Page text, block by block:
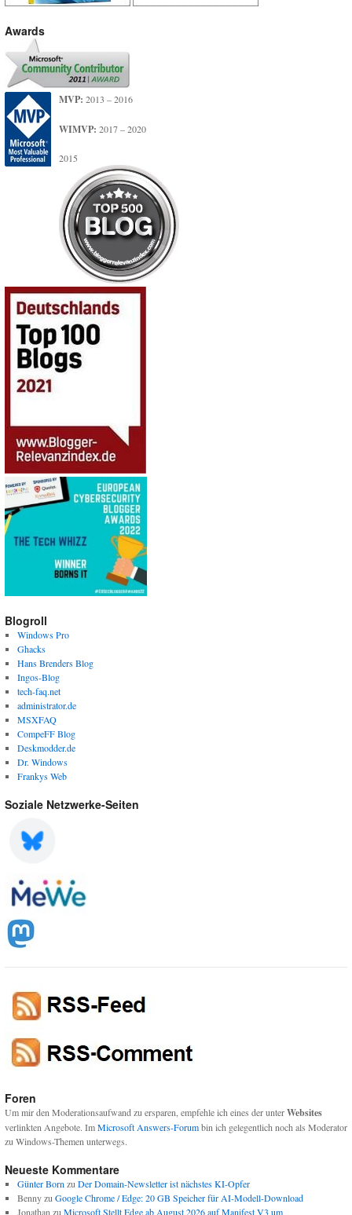
Awards
MVP: 2013 – 2016
WIMVP: 2017 – 2020
2015
Blogroll
Windows Pro
Ghacks
Hans Brenders Blog
Ingos-Blog
tech-faq.net
administrator.de
MSXFAQ
CompeFF Blog
Deskmodder.de
Dr. Windows
Frankys Web
Soziale Netzwerke-Seiten
Foren
Um mir den Moderationsaufwand zu ersparen, empfehle ich eines der unterWebsites
verlinkten Angebote. ImMicrosoft Answers-Forumbin ich gelegentlich noch als Moderator
zu Windows-Themen unterwegs.
Neueste Kommentare
Günter Born zu Der Domain-Newsletter ist nächstes KI-Opfer
Bennyzu Google Chrome / Edge: 20 GB Speicher für AI-Modell-Download
Jonathan zu Microsoft Stellt Edge ab August 2026 auf Manifest V3 um